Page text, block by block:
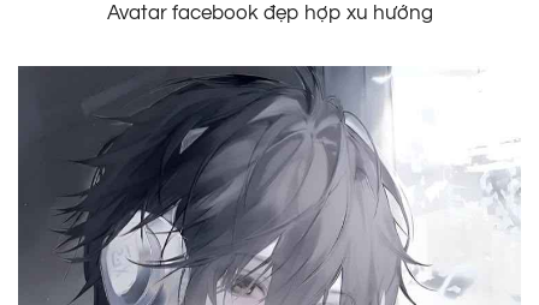
Avatar facebook đẹp hợp xu hướng